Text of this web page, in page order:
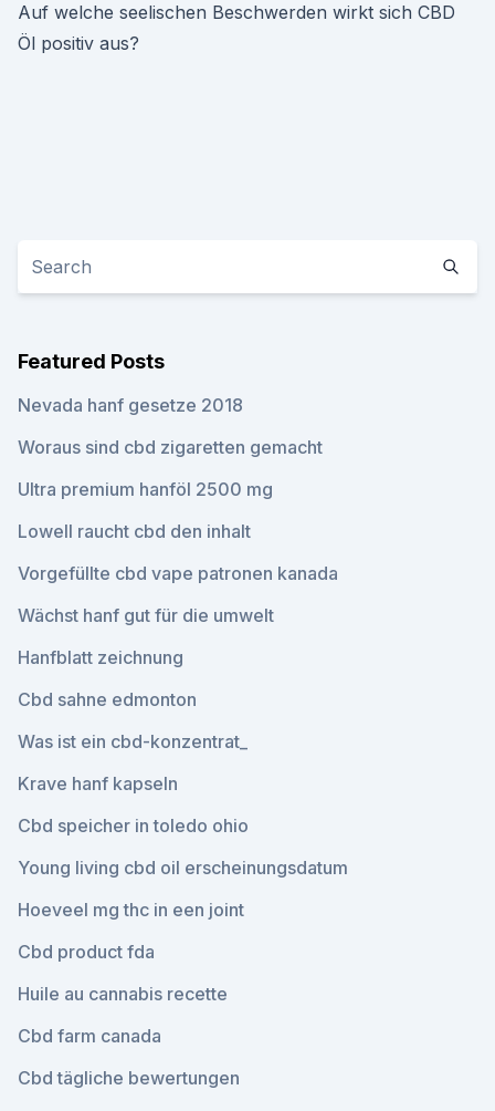
Auf welche seelischen Beschwerden wirkt sich CBD
Öl positiv aus?
Featured Posts
Nevada hanf gesetze 2018
Woraus sind cbd zigaretten gemacht
Ultra premium hanföl 2500 mg
Lowell raucht cbd den inhalt
Vorgefüllte cbd vape patronen kanada
Wächst hanf gut für die umwelt
Hanfblatt zeichnung
Cbd sahne edmonton
Was ist ein cbd-konzentrat_
Krave hanf kapseln
Cbd speicher in toledo ohio
Young living cbd oil erscheinungsdatum
Hoeveel mg thc in een joint
Cbd product fda
Huile au cannabis recette
Cbd farm canada
Cbd tägliche bewertungen